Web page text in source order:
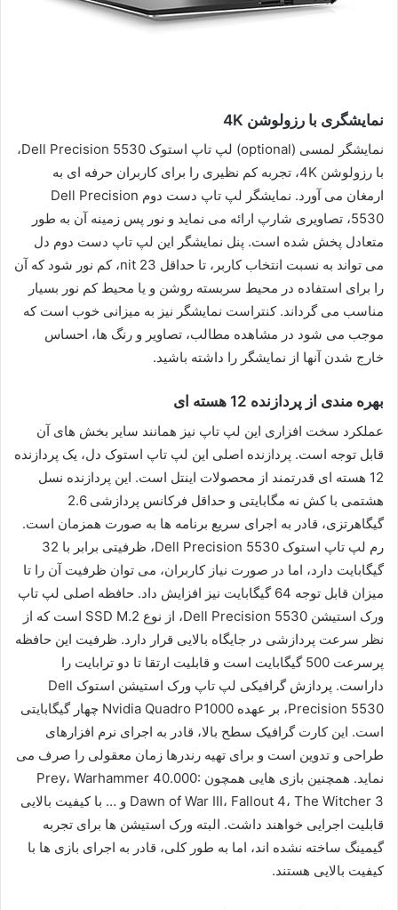
نمایشگری با رزولوشن 4K
نمایشگر لمسی (optional) لپ تاپ استوک Dell Precision 5530،
با رزولوشن 4K، تجربه کم نظیری را برای کاربران حرفه ای به
ارمغان می آورد. نمایشگر لپ تاپ دست دوم Dell Precision
5530، تصاویری شارپ ارائه می نماید و نور پس زمینه آن به طور
متعادل پخش شده است. پنل نمایشگر این لپ تاپ دست دوم دل
می تواند به نسبت انتخاب کاربر، تا حداقل 23 nit، کم نور شود که آن
را برای استفاده در محیط سربسته روشن و یا محیط کم نور بسیار
مناسب می گرداند. کنتراست نمایشگر نیز به میزانی خوب است که
موجب می شود در مشاهده مطالب، تصاویر و رنگ ها، احساس
خارج شدن آنها از نمایشگر را داشته باشید.
بهره مندی از پردازنده 12 هسته ای
عملکرد سخت افزاری این لپ تاپ نیز همانند سایر بخش های آن
قابل توجه است. پردازنده اصلی این لپ تاپ استوک دل، یک پردازنده
12 هسته ای قدرتمند از محصولات اینتل است. این پردازنده نسل
هشتمی با کش نه مگابایتی و حداقل فرکانس پردازشی 2.6
گیگاهرتزی، قادر به اجرای سریع برنامه ها به صورت همزمان است.
رم لپ تاپ استوک Dell Precision 5530، ظرفیتی برابر با 32
گیگابایت دارد، اما در صورت نیاز کاربران، می توان ظرفیت آن را تا
میزان قابل توجه 64 گیگابایت نیز افزایش داد. حافظه اصلی لپ تاپ
ورک استیشن Dell Precision 5530، از نوع SSD M.2 است که از
نظر سرعت پردازشی در جایگاه بالایی قرار دارد. ظرفیت این حافظه
پرسرعت 500 گیگابایت است و قابلیت ارتقا تا دو ترابایت را
داراست. پردازش گرافیکی لپ تاپ ورک استیشن استوک Dell
Precision 5530، بر عهده Nvidia Quadro P1000 چهار گیگابایتی
است. این کارت گرافیک سطح بالا، قادر به اجرای نرم افزارهای
طراحی و تدوین است و برای تهیه رندرها زمان معقولی را صرف می
نماید. همچنین بازی هایی همچون Prey، Warhammer 40.000:
Dawn of War III، Fallout 4، The Witcher 3 و … با کیفیت بالایی
قابلیت اجرایی خواهند داشت. البته ورک استیشن ها برای تجربه
گیمینگ ساخته نشده اند، اما به طور کلی، قادر به اجرای بازی ها با
کیفیت بالایی هستند.